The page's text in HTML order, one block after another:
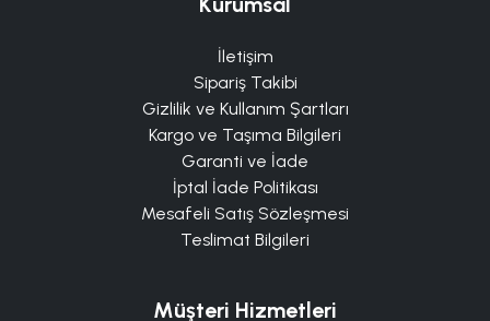
İletişim
Sipariş Takibi
Gizlilik ve Kullanım Şartları
Kargo ve Taşıma Bilgileri
Garanti ve İade
İptal İade Politikası
Mesafeli Satış Sözleşmesi
Teslimat Bilgileri
Müşteri Hizmetleri